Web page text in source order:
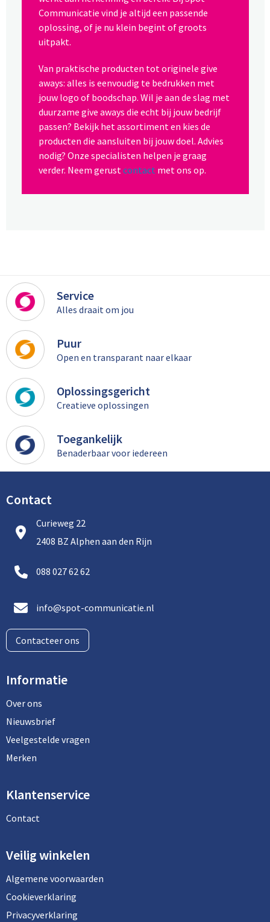
Communicatie vind je altijd een passende
oplossing, of je nu klein begint of groots
uitpakt.
Van praktische producten tot originele give
aways: alles is eenvoudig te bedrukken met
jouw logo of boodschap. Wil je aan de slag met
duurzame give aways die echt bij jouw bedrijf
passen? Bekijk het assortiment en kies de
producten die aansluiten bij jouw doel. Advies
nodig? Onze specialisten helpen je graag
verder. Neem gerustcontactmet ons op.
Service
Alles draait om jou
Puur
Open en transparant naar elkaar
Oplossingsgericht
Creatieve oplossingen
Toegankelijk
Benaderbaar voor iedereen
Contact
Curieweg 22
2408 BZ Alphen aan den Rijn
088 027 62 62
info@spot-communicatie.nl
Contacteer ons
Informatie
Over ons
Nieuwsbrief
Veelgestelde vragen
Merken
Klantenservice
Contact
Veilig winkelen
Algemene voorwaarden
Cookieverklaring
Privacyverklaring